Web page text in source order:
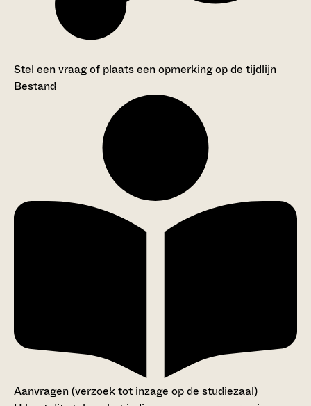
Stel een vraag of plaats een opmerking op de tijdlijn
Bestand
Aanvragen (verzoek tot inzage op de studiezaal)